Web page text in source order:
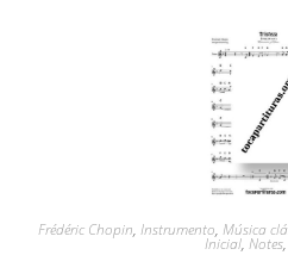
Frédéric Chopin, Instrumento, Música
Inicial, Notes,